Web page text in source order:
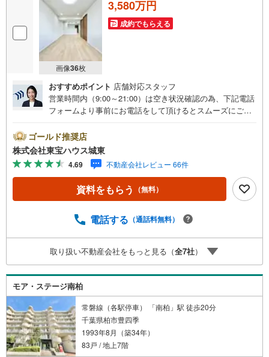
画像36枚
3,580万円
成約でもらえる
おすすめポイント 店舗対応スタッフ
営業時間内（9:00～21:00）は空き状況確認の為、下記電話
フォームより事前にお電話をして頂けるとスムーズにご案
カレンダーの作成▽ご購入後もお客様の人生のパートナー
として暮らしの「安心」を守り続けます。【Yahoo！ 不動
産キャンペーン対象店舗】当店で物件を成約するとPayPay
ボーナスライトがもらえる「Yahoo！ 不動産 物件ご成約キ
ャンペーン」の対象になります。「資料をもらう」「見学
予約をする」ボタンからお問い合わせください。※必ずYah
スライトは出金と譲渡はできません。ご案内・詳細な資料
（諸費用もOK）お気軽にお問い合わせください。
ゴールド推奨店
株式会社東宝ハウス城東
4.69 不動産会社レビュー 66件
資料をもらう （無料）
電話する （通話料無料）
取り扱い不動産会社をもっと見る（全7社）
モア・ステージ南柏
常磐線（各駅停車） 「南柏」駅 徒歩20分
千葉県柏市豊四季
1993年8月（築34年）
83戸 / 地上7階